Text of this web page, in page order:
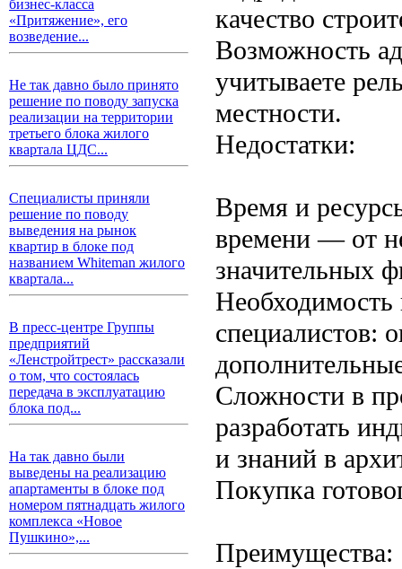
бизнес-класса
«Притяжение», его
возведение...
Не так давно было принято
решение по поводу запуска
реализации на территории
третьего блока жилого
квартала ЦДС...
Специалисты приняли
решение по поводу
выведения на рынок
квартир в блоке под
названием Whiteman жилого
квартала...
В пресс-центре Группы
предприятий
«Ленстройтрест» рассказали
о том, что состоялась
передача в эксплуатацию
блока под...
На так давно были
выведены на реализацию
апартаменты в блоке под
номером пятнадцать жилого
комплекса «Новое
Пушкино»,...
качество
Возможность
учитываете
местности.
Недостатки:
Время и
времени — от
значительных
специалистов:
Сложности в
разработать
и знаний в
Покупка
Преимущества: